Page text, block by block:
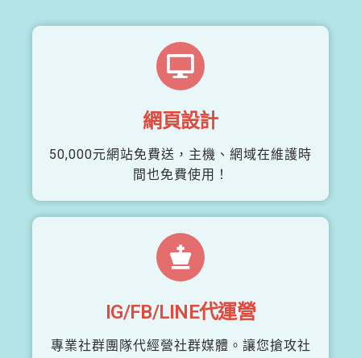
網頁設計
50,000元網站免費送，主機、網域在維護時
間也免費使用！
IG/FB/LINE代運營
專業社群團隊代經營社群媒體。讓您搶攻社